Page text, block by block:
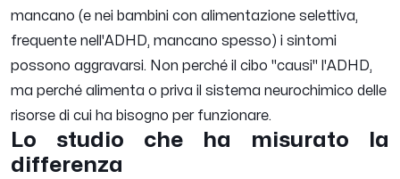
mancano (e nei bambini con alimentazione selettiva,
frequente nell'ADHD, mancano spesso) i sintomi
possono aggravarsi. Non perché il cibo "causi" l'ADHD,
ma perché alimenta o priva il sistema neurochimico delle
risorse di cui ha bisogno per funzionare.
Lo studio che ha misurato la
differenza